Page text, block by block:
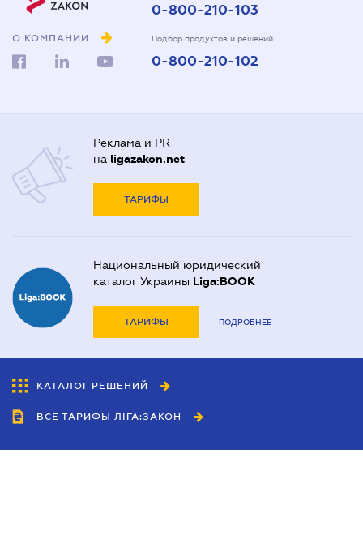
О КОМПАНИИ
0-800-210-103
Подбор продуктов и решений
0-800-210-102
Реклама и PR
на ligazakon.net
ТАРИФЫ
Национальный юридический
каталог Украины Liga:BOOK
ТАРИФЫ ПОДРОБНЕЕ
КАТАЛОГ РЕШЕНИЙ
ВСЕ ТАРИФЫ ЛІГА:ЗАКОН